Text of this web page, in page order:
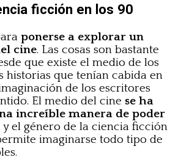
ficción en los 90
ponerse a explorar un
cine. Las cosas son bastante
que existe el medio de los
historias que tenían cabida en
de los escritores
El medio del cine se ha
increíble manera de poder
y el género de la ciencia ficción
imaginarse todo tipo de